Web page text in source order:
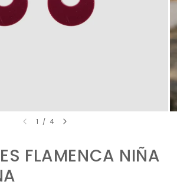
1 / 4
FLAMENCA NIÑA